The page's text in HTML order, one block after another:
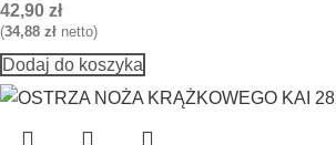
42,90 zł
(34,88 zł netto)
Dodaj do koszyka